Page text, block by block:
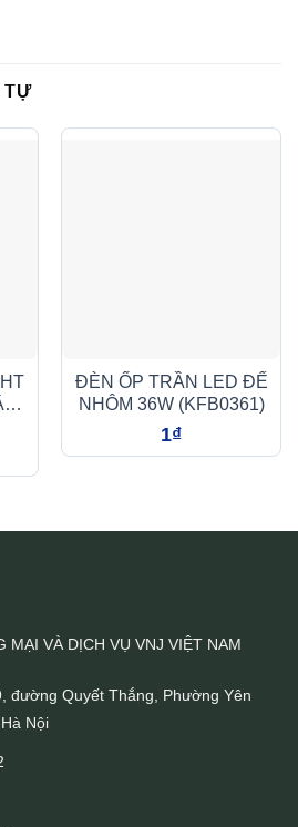
TỰ
ĐÈN ỐP TRẦN LED ĐẾ
NHÔM 36W (KFB0361)
1₫
MẠI VÀ DỊCH VỤ VNJ VIỆT NAM
đường Quyết Thắng, Phường Yên
Nội